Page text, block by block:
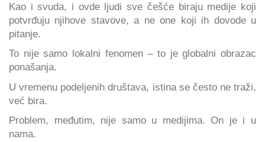
Kao i svuda, i ovde ljudi sve češće biraju medije koji
potvrđuju njihove stavove, a ne one koji ih dovode u
pitanje.
To nije samo lokalni fenomen – to je globalni obrazac
ponašanja.
U vremenu podeljenih društava, istina se često ne traži,
već bira.
Problem, međutim, nije samo u medijima. On je i u
nama.